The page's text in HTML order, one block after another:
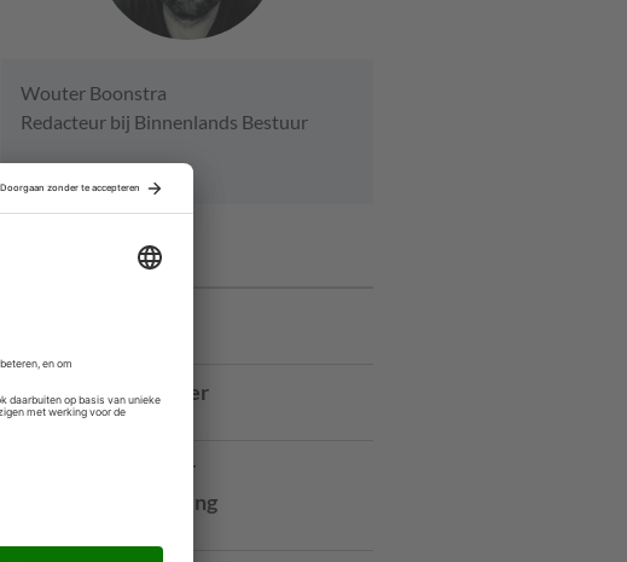
Wouter Boonstra
Redacteur bij Binnenlands Bestuur
Directeur Bestuurder
Delft voor Elkaar
Senior Projectleider
Vastgoedontwikkeling